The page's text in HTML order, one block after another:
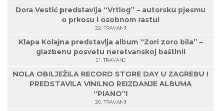
Dora Vestić predstavlja “Vrtlog” – autorsku pjesmu
o prkosu i osobnom rastu!
22. TRAVANJ
Klapa Kolajna predstavlja album “Zori zoro bila” –
glazbenu posvetu neretvanskoj baštini!
21. TRAVANJ
NOLA OBILJEŽILA RECORD STORE DAY U ZAGREBU I
PREDSTAVILA VINILNO REIZDANJE ALBUMA
“PIANO”!
20. TRAVANJ